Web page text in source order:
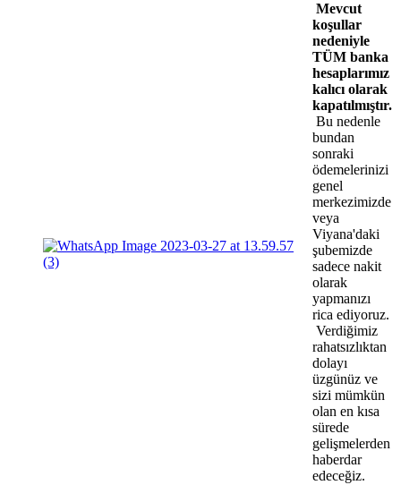
Mevcut
koşullar
nedeniyle
TÜM banka
hesaplarımız
kalıcı olarak
kapatılmıştır.
Bu nedenle
bundan
sonraki
ödemelerinizi
genel
merkezimizde
veya
Viyana'daki
şubemizde
sadece nakit
olarak
yapmanızı
rica ediyoruz.
Verdiğimiz
rahatsızlıktan
dolayı
üzgünüz ve
sizi mümkün
olan en kısa
sürede
gelişmelerden
haberdar
edeceğiz.